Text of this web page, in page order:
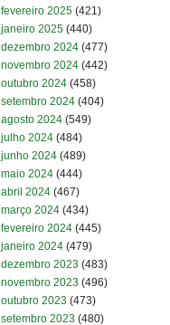
fevereiro 2025 (421)
janeiro 2025 (440)
dezembro 2024 (477)
novembro 2024 (442)
outubro 2024 (458)
setembro 2024 (404)
agosto 2024 (549)
julho 2024 (484)
junho 2024 (489)
maio 2024 (444)
abril 2024 (467)
março 2024 (434)
fevereiro 2024 (445)
janeiro 2024 (479)
dezembro 2023 (483)
novembro 2023 (496)
outubro 2023 (473)
setembro 2023 (480)